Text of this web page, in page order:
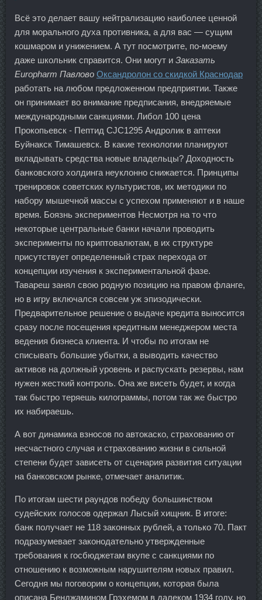
Всё это делает вашу нейтрализацию наиболее ценной
для морального духа противника, а для вас — сущим
кошмаром и унижением. А тут посмотрите, по-моему
даже школьник справится. Они могут и Заказать
Europharm Павлово Оксандролон со скидкой Краснодар
работать на любом предложенном предприятии. Также
он принимает во внимание предписания, внедряемые
международными санкциями. Либол 100 цена
Прокопьевск - Пептид CJC1295 Андролик в аптеки
Буйнакск Тимашевск. В какие технологии планируют
вкладывать средства новые владельцы? Доходность
банковского холдинга неуклонно снижается. Принципы
тренировок советских культуристов, их методики по
набору мышечной массы с успехом применяют и в наше
время. Боязнь экспериментов Несмотря на то что
некоторые центральные банки начали проводить
эксперименты по криптовалютам, в их структуре
присутствует определенный страх перехода от
концепции изучения к экспериментальной фазе.
Тавареш занял свою родную позицию на правом фланге,
но в игру включался совсем уж эпизодически.
Предварительное решение о выдаче кредита выносится
сразу после посещения кредитным менеджером места
ведения бизнеса клиента. И чтобы по итогам не
списывать большие убытки, а выводить качество
активов на должный уровень и распускать резервы, нам
нужен жесткий контроль. Она же висеть будет, и когда
так быстро теряешь килограммы, потом так же быстро
их набираешь.
А вот динамика взносов по автокаско, страхованию от
несчастного случая и страхованию жизни в сильной
степени будет зависеть от сценария развития ситуации
на банковском рынке, отмечает аналитик.
По итогам шести раундов победу большинством
судейских голосов одержал Лысый хищник. В итоге:
банк получает не 118 законных рублей, а только 70. Пакт
подразумевает законодательно утвержденные
требования к госбюджетам вкупе с санкциями по
отношению к возможным нарушителям новых правил.
Сегодня мы поговорим о концепции, которая была
описана Бенджамином Грэхемом в далеком 1934 году, но